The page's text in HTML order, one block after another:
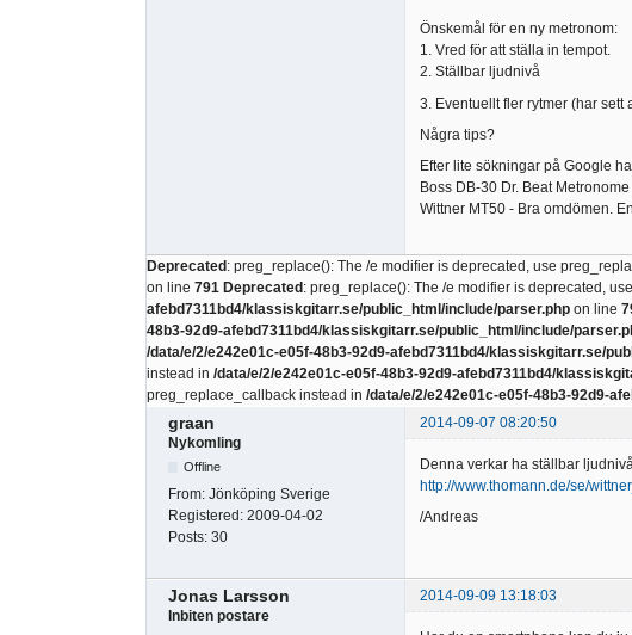
Önskemål för en ny metronom:
1. Vred för att ställa in tempot.
2. Ställbar ljudnivå
3. Eventuellt fler rytmer (har sett
Några tips?
Efter lite sökningar på Google
Boss DB-30 Dr. Beat
Wittner MT50 - Bra omdömen.
Deprecated: preg_replace(): The /e modifier is deprecated, use
on line 791 Deprecated: preg_replace(): The /e modifier is deprecated,
afebd7311bd4/klassiskgitarr.se/public_html/include/parser.php on line
48b3-92d9-afebd7311bd4/klassiskgitarr.se/public_html/include/
/data/e/2/e242e01c-e05f-48b3-92d9-afebd7311bd4/klassiskgitarr.se/
instead in /data/e/2/e242e01c-e05f-48b3-92d9-afebd7311bd4/
preg_replace_callback instead in /data/e/2/e242e01c-e05f-48b3-92d9-
graan
2014-09-07 08:20:50
Nykomling
Offline
From: Jönköping Sverige
Registered: 2009-04-02
Posts: 30
Denna verkar ha ställbar
http://www.thomann.de/se/
/Andreas
Jonas Larsson
2014-09-09 13:18:03
Inbiten postare